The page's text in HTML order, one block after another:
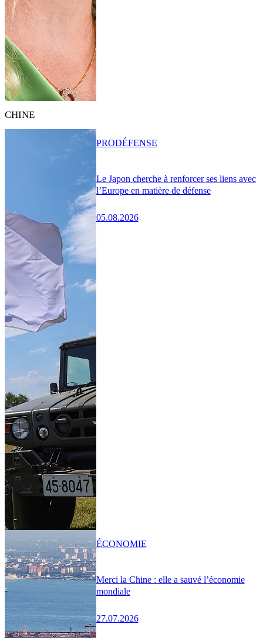
CHINE
Le Japon cherche à renforcer ses liens avec
l’Europe en matière de défense
05.08.2026
PRODÉFENSE
Merci la Chine : elle a sauvé l’économie
mondiale
27.07.2026
ÉCONOMIE